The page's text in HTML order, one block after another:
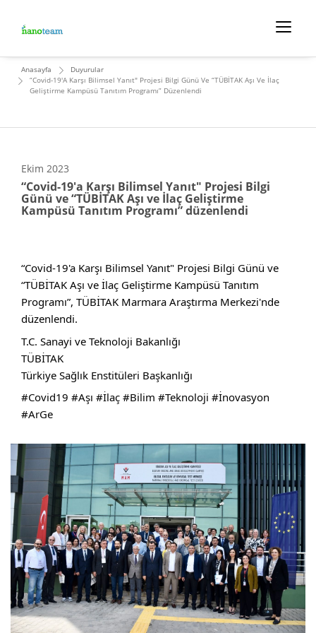
Anasayfa
Duyurular
“Covid-19'a Karşı Bilimsel Yanıt" Projesi Bilgi Günü Ve “TÜBİTAK Aşı Ve İlaç
Geliştirme Kampüsü Tanıtım Programı” Düzenlendi
Ekim 2023
“Covid-19'a Karşı Bilimsel Yanıt" Projesi Bilgi
Günü ve “TÜBİTAK Aşı ve İlaç Geliştirme
Kampüsü Tanıtım Programı” düzenlendi
“Covid-19'a Karşı Bilimsel Yanıt" Projesi Bilgi Günü ve
“TÜBİTAK Aşı ve İlaç Geliştirme Kampüsü Tanıtım
Programı”, TÜBİTAK Marmara Araştırma Merkezi'nde
düzenlendi.
T.C. Sanayi ve Teknoloji Bakanlığı
TÜBİTAK
Türkiye Sağlık Enstitüleri Başkanlığı
#Covid19 #Aşı #İlaç #Bilim #Teknoloji #İnovasyon
#ArGe